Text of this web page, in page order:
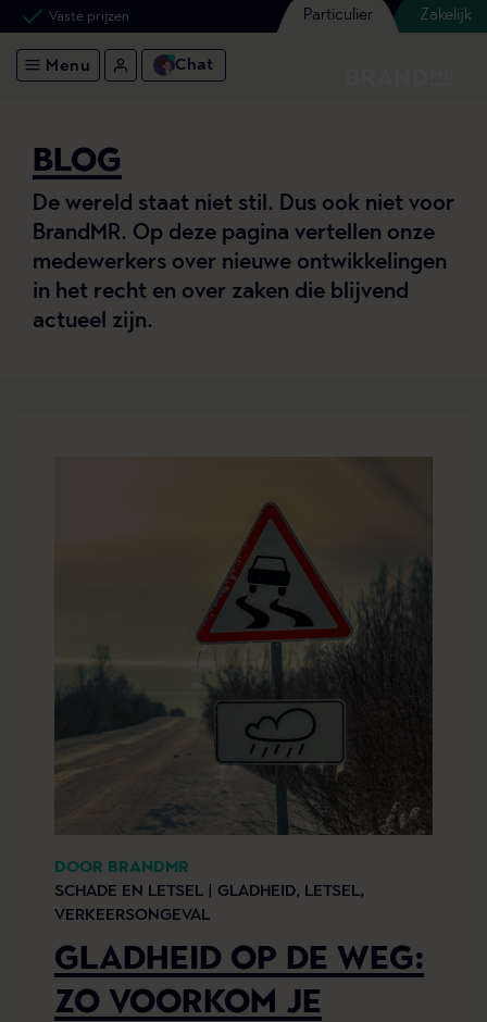
Vaste prijzen Particulier Zakelijk
Menu Chat
BLOG
De wereld staat niet stil. Dus ook niet voor
BrandMR. Op deze pagina vertellen onze
medewerkers over nieuwe ontwikkelingen
in het recht en over zaken die blijvend
actueel zijn.
DOOR BRANDMR
SCHADE EN LETSEL |
GLADHEID, LETSEL,
VERKEERSONGEVAL
GLADHEID OP DE WEG:
ZO VOORKOM JE